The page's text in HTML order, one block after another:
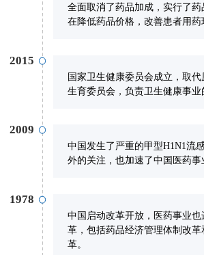
全面取消了药品加成，实行了药
在降低药品价格，改善患者用药
2015
国家卫生健康委员会成立，取代
生育委员会，负责卫生健康事业
2009
中国发生了严重的甲型H1N1流
外的关注，也加速了中国医药事
1978
中国启动改革开放，医药事业
革，包括药品经济管理体制改
革。